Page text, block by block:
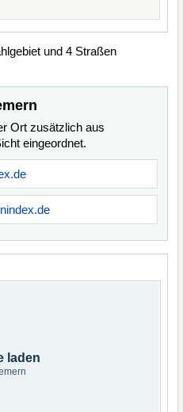
und 4 Straßen
Ort zusätzlich aus
eingeordnet.
laden